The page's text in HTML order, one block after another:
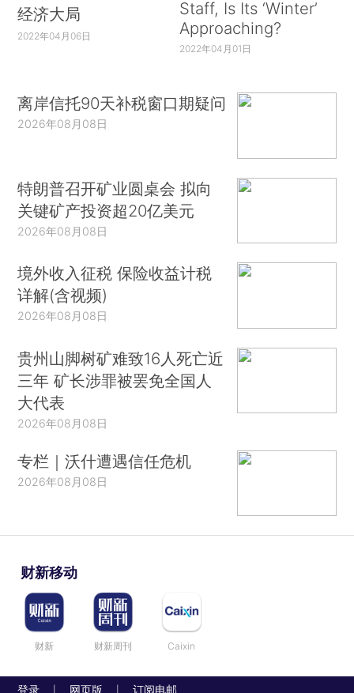
经济大局
2022年04月06日
Staff, Is Its ‘Winter’
Approaching?
2022年04月01日
离岸信托90天补税窗口期疑问
2026年08月08日
特朗普召开矿业圆桌会 拟向
关键矿产投资超20亿美元
2026年08月08日
境外收入征税 保险收益计税
详解(含视频)
2026年08月08日
贵州山脚树矿难致16人死亡近
三年 矿长涉罪被罢免全国人
大代表
2026年08月08日
专栏｜沃什遭遇信任危机
2026年08月08日
财新移动
财新 财新周刊 Caixin
登录 网页版 订阅电邮